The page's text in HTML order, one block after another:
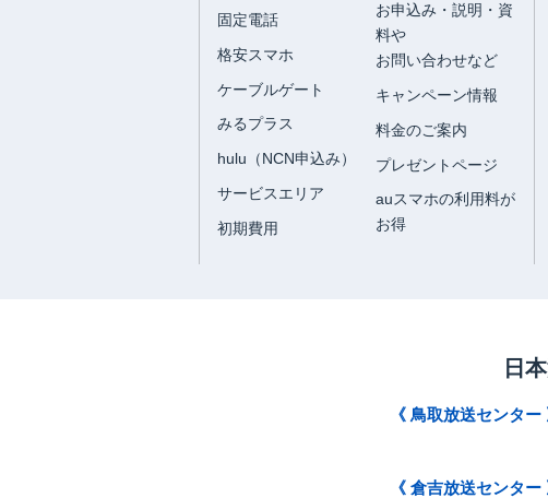
固定電話
格安スマホ
ケーブルゲート
みるプラス
hulu（NCN申込み）
サービスエリア
初期費用
お申込み・説明・資
料や
お問い合わせなど
キャンペーン情報
料金のご案内
プレゼントページ
auスマホの利用料が
お得
日
《 鳥取放送センター
《 倉吉放送センター